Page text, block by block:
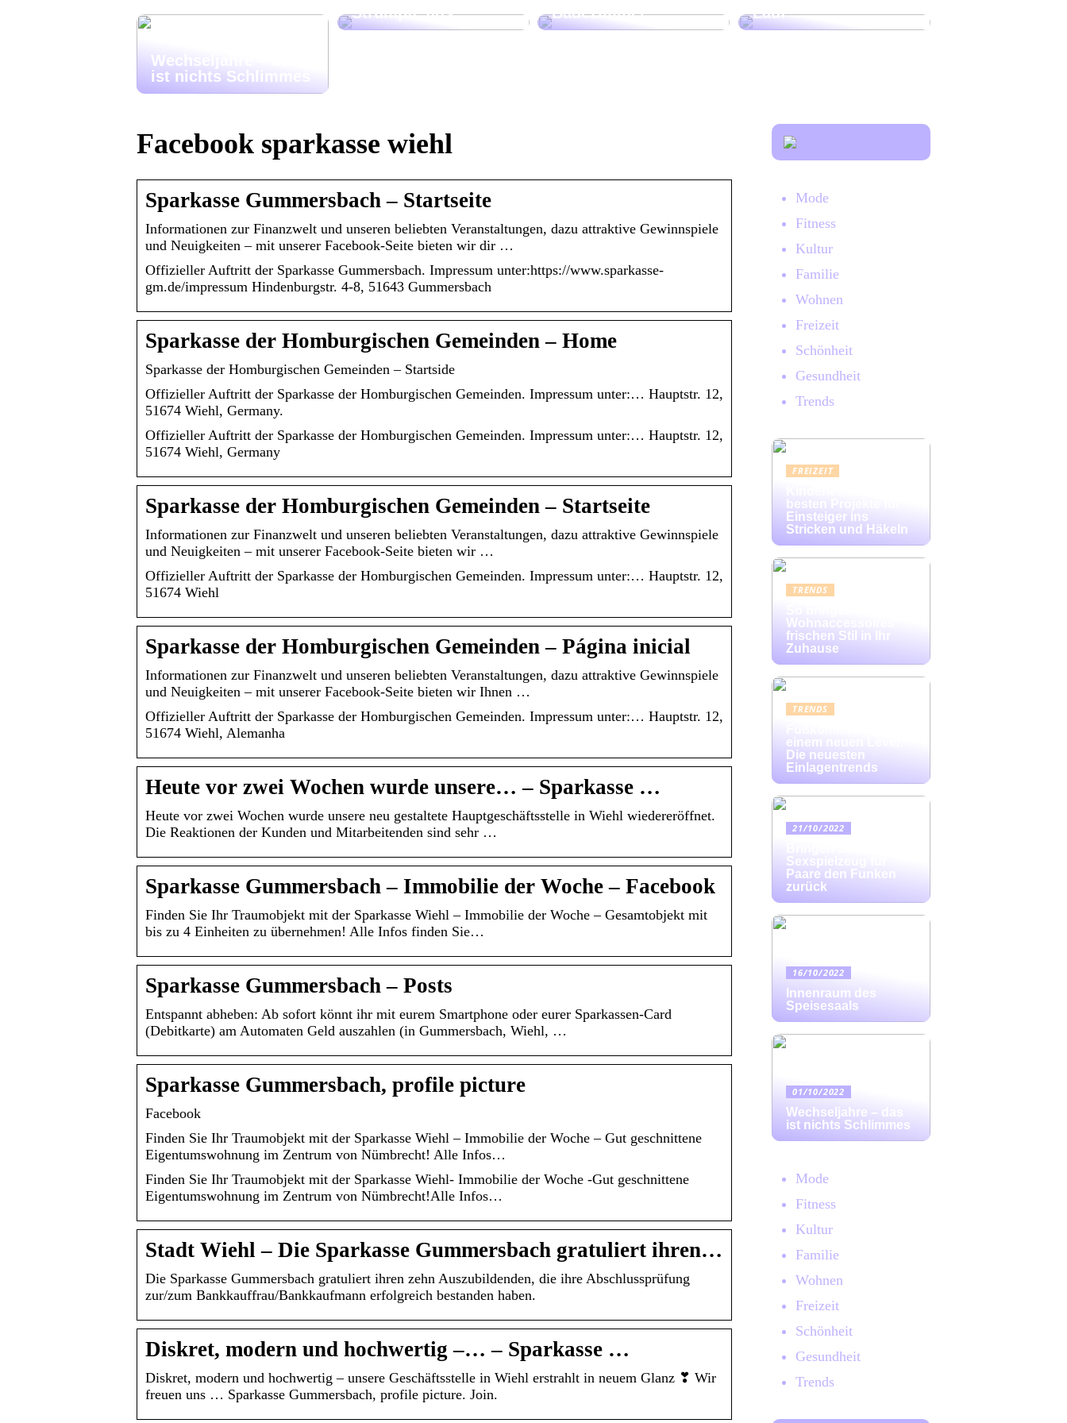
Wechseljahre – das
ist nichts Schlimmes
Strümpfe aus
Badezimmer
Lauf
Facebook sparkasse wiehl
Sparkasse Gummersbach – Startseite
Informationen zur Finanzwelt und unseren beliebten Veranstaltungen, dazu attraktive Gewinnspiele
und Neuigkeiten – mit unserer Facebook-Seite bieten wir dir …
Offizieller Auftritt der Sparkasse Gummersbach. Impressum unter:https://www.sparkasse-
gm.de/impressum Hindenburgstr. 4-8, 51643 Gummersbach
Sparkasse der Homburgischen Gemeinden – Home
Sparkasse der Homburgischen Gemeinden – Startside
Offizieller Auftritt der Sparkasse der Homburgischen Gemeinden. Impressum unter:… Hauptstr. 12,
51674 Wiehl, Germany.
Offizieller Auftritt der Sparkasse der Homburgischen Gemeinden. Impressum unter:… Hauptstr. 12,
51674 Wiehl, Germany
Sparkasse der Homburgischen Gemeinden – Startseite
Informationen zur Finanzwelt und unseren beliebten Veranstaltungen, dazu attraktive Gewinnspiele
und Neuigkeiten – mit unserer Facebook-Seite bieten wir …
Offizieller Auftritt der Sparkasse der Homburgischen Gemeinden. Impressum unter:… Hauptstr. 12,
51674 Wiehl
Sparkasse der Homburgischen Gemeinden – Página inicial
Informationen zur Finanzwelt und unseren beliebten Veranstaltungen, dazu attraktive Gewinnspiele
und Neuigkeiten – mit unserer Facebook-Seite bieten wir Ihnen …
Offizieller Auftritt der Sparkasse der Homburgischen Gemeinden. Impressum unter:… Hauptstr. 12,
51674 Wiehl, Alemanha
Heute vor zwei Wochen wurde unsere… – Sparkasse …
Heute vor zwei Wochen wurde unsere neu gestaltete Hauptgeschäftsstelle in Wiehl wiedereröffnet.
Die Reaktionen der Kunden und Mitarbeitenden sind sehr …
Sparkasse Gummersbach – Immobilie der Woche – Facebook
Finden Sie Ihr Traumobjekt mit der Sparkasse Wiehl – Immobilie der Woche – Gesamtobjekt mit
bis zu 4 Einheiten zu übernehmen! Alle Infos finden Sie…
Sparkasse Gummersbach – Posts
Entspannt abheben: Ab sofort könnt ihr mit eurem Smartphone oder eurer Sparkassen-Card
(Debitkarte) am Automaten Geld auszahlen (in Gummersbach, Wiehl, …
Sparkasse Gummersbach, profile picture
Facebook
Finden Sie Ihr Traumobjekt mit der Sparkasse Wiehl – Immobilie der Woche – Gut geschnittene
Eigentumswohnung im Zentrum von Nümbrecht! Alle Infos…
Finden Sie Ihr Traumobjekt mit der Sparkasse Wiehl- Immobilie der Woche -Gut geschnittene
Eigentumswohnung im Zentrum von Nümbrecht!Alle Infos…
Stadt Wiehl – Die Sparkasse Gummersbach gratuliert ihren…
Die Sparkasse Gummersbach gratuliert ihren zehn Auszubildenden, die ihre Abschlussprüfung
zur/zum Bankkauffrau/Bankkaufmann erfolgreich bestanden haben.
Diskret, modern und hochwertig –… – Sparkasse …
Diskret, modern und hochwertig – unsere Geschäftsstelle in Wiehl erstrahlt in neuem Glanz ❣ Wir
freuen uns … Sparkasse Gummersbach, profile picture. Join.
Mode
Fitness
Kultur
Familie
Wohnen
Freizeit
Schönheit
Gesundheit
Trends
FREIZEIT
besten Projekte für
Einsteiger ins
Stricken und Häkeln
TRENDS
Wohnaccessoires
frischen Stil in Ihr
Zuhause
TRENDS
einem neuen Level:
Die neuesten
Einlagentrends
21/10/2022
Sexspielzeug für
Paare den Funken
zurück
16/10/2022
Innenraum des
Speisesaals
01/10/2022
Wechseljahre – das
ist nichts Schlimmes
Mode
Fitness
Kultur
Familie
Wohnen
Freizeit
Schönheit
Gesundheit
Trends